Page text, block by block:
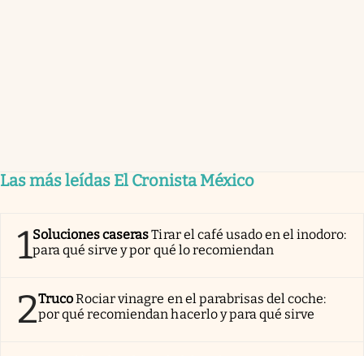
Las más leídas El Cronista México
1Soluciones caserasTirar el café usado en el inodoro:
para qué sirve y por qué lo recomiendan
2TrucoRociar vinagre en el parabrisas del coche:
por qué recomiendan hacerlo y para qué sirve